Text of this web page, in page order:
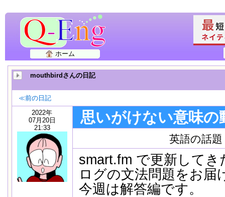
ホーム
mouthbirdさんの日記
≪前の日記
2022年
07月20日
21:33
思いがけない意味の
英語の話題
smart.fm で更新して
ログの文法問題をお届
今週は解答編です。